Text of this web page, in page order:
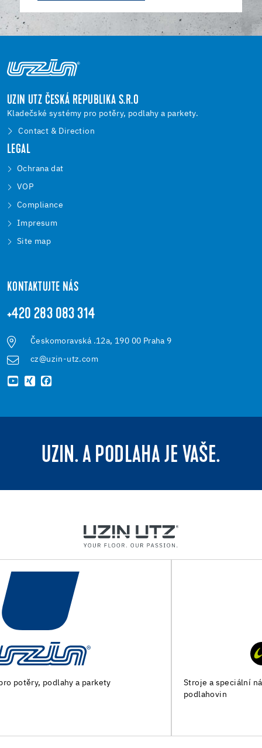
UZIN UTZ ČESKÁ REPUBLIKA S.R.O
Kladečské systémy pro potěry, podlahy a parkety.
Contact & Direction
LEGAL
Ochrana dat
VOP
Compliance
Impresum
Site map
KONTAKTUJTE NÁS
+420 283 083 314
Českomoravská .12a, 190 00 Praha 9
cz@uzin-utz.com
UZIN. A PODLAHA JE VAŠE.
Stroje a speciální nářadí pro přípravu podkladu a pokládku